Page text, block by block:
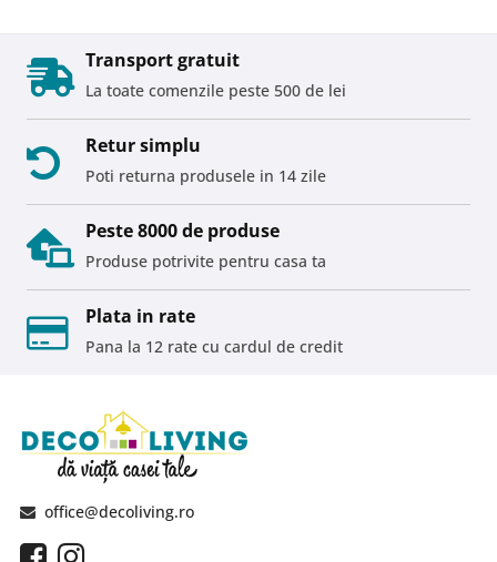
Transport gratuit
La toate comenzile peste 500 de lei
Retur simplu
Poti returna produsele in 14 zile
Peste 8000 de produse
Produse potrivite pentru casa ta
Plata in rate
Pana la 12 rate cu cardul de credit
office@decoliving.ro